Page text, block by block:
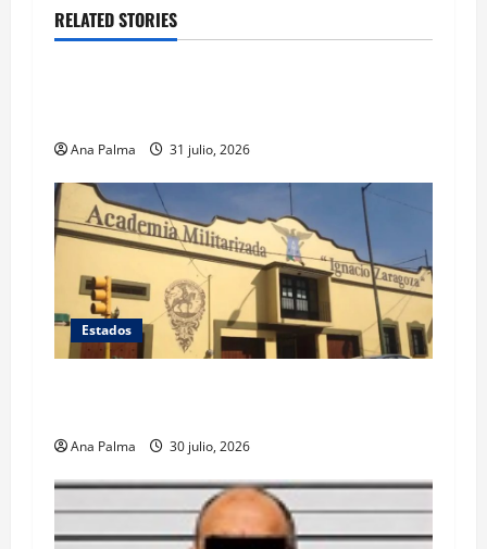
RELATED STORIES
Estados
Ana Palma 31 julio, 2026
Estados
Ana Palma 30 julio, 2026